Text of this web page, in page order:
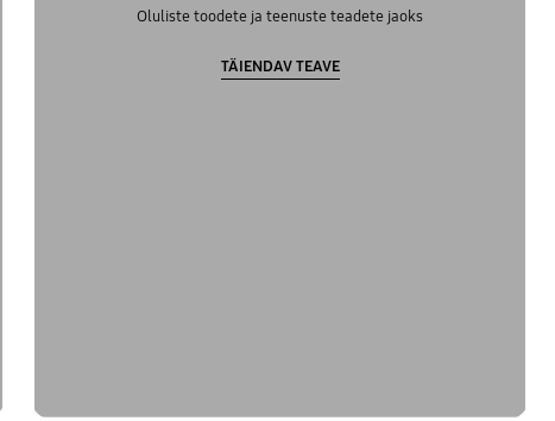
Oluliste toodete ja teenuste teadete jaoks
TÄIENDAV TEAVE